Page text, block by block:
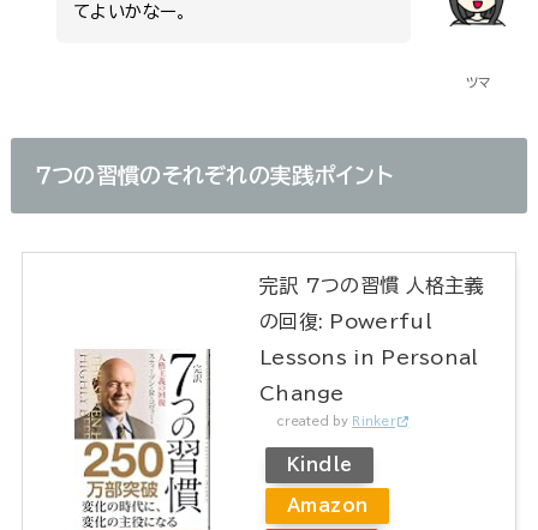
ツマ
てよいかなー。
７つの習慣のそれぞれの実践ポイント
完訳 7つの習慣 人格主義
の回復: Powerful
Lessons in Personal
Change
created by Rinker
Kindle
Amazon